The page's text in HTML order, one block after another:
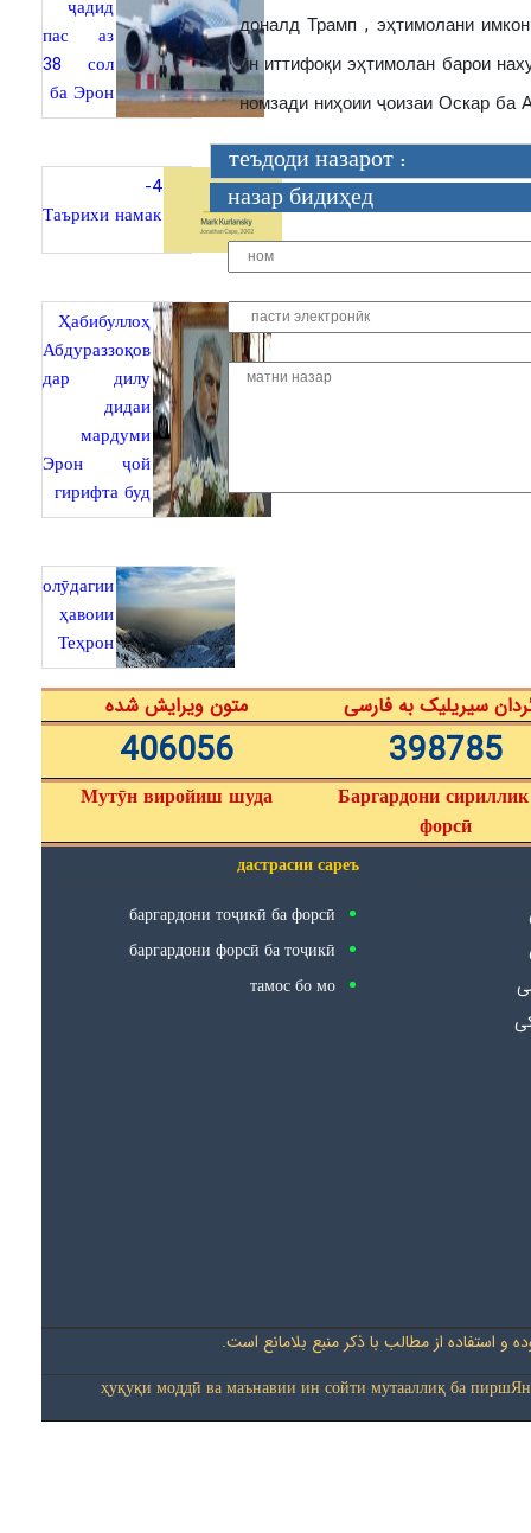
ҷадид
пас аз
38 сол
ба Эрон
4-
Таърихи намак
Ҳабибуллоҳ
Абдураззоқов
дар дилу
дидаи
мардуми
Эрон ҷой
гирифта буд
олӯдагии
ҳавоии
Теҳрон
доналд Трамп , эҳтимолани
ӣн иттифоқи эҳтимолан барои
номзади ниҳоии ҷоизаи Оскар
теъдоди назарот :
назар бидиҳед
سیریلیک به فارسی متون ویرایش شده
398785
406056
Баргардони
форсӣ
Мутӯн виройиш шуда
дастрасии сареъ
баргардони тоҷикӣ ба форсӣ
баргардони форсӣ ба тоҷикӣ
тамос бо мо
استفاده از مطالب با ذکر منبع بلامانع است.
ҳуқуқи моддӣ ва маънавии ин сойти мутааллиқ ба